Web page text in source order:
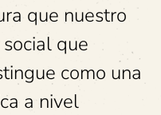
que nuestro
que
como una
a nivel